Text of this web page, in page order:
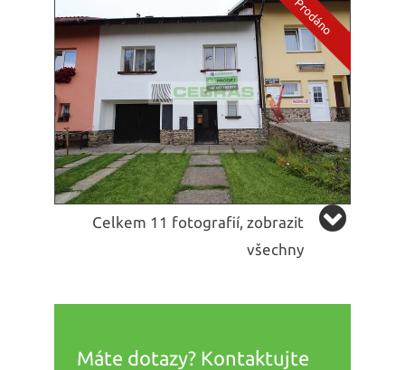
Celkem 11 fotografií, zobrazit
všechny
Máte dotazy? Kontaktujte